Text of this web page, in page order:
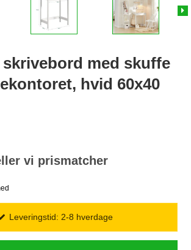
med skuffe
hvid 60x40
vi prismatcher
Leveringstid: 2-8 hverdage